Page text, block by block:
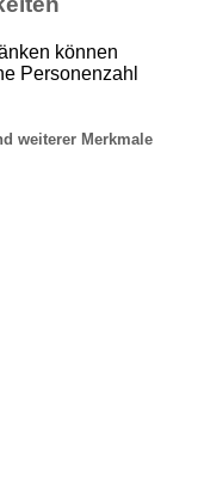
können
Personenzahl
weiterer Merkmale